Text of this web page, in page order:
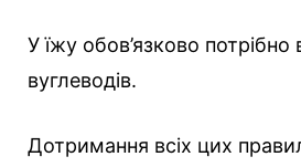
У їжу обов’язково
вуглеводів.
Дотримання всіх цих